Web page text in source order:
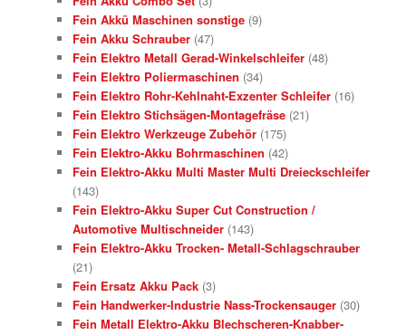
Fein Akkü Maschinen sonstige (9)
Fein Akku Schrauber (47)
Fein Elektro Metall Gerad-Winkelschleifer (48)
Fein Elektro Poliermaschinen (34)
Fein Elektro Rohr-Kehlnaht-Exzenter Schleifer (16)
Fein Elektro Stichsägen-Montagefräse (21)
Fein Elektro Werkzeuge Zubehör (175)
Fein Elektro-Akku Bohrmaschinen (42)
Fein Elektro-Akku Multi Master Multi Dreieckschleifer
(143)
Fein Elektro-Akku Super Cut Construction /
Automotive Multischneider (143)
Fein Elektro-Akku Trocken- Metall-Schlagschrauber
(21)
Fein Ersatz Akku Pack (3)
Fein Handwerker-Industrie Nass-Trockensauger (30)
Fein Metall Elektro-Akku Blechscheren-Knabber-